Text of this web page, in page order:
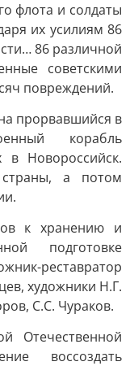
флота и солдаты
их усилиям 86
86 различной
советскими
повреждений.
прорвавшийся в
корабль
в Новороссийск.
а потом
к хранению и
подготовке
реставратор
художники Н.Г.
С.С. Чураков.
Отечественной
воссоздать